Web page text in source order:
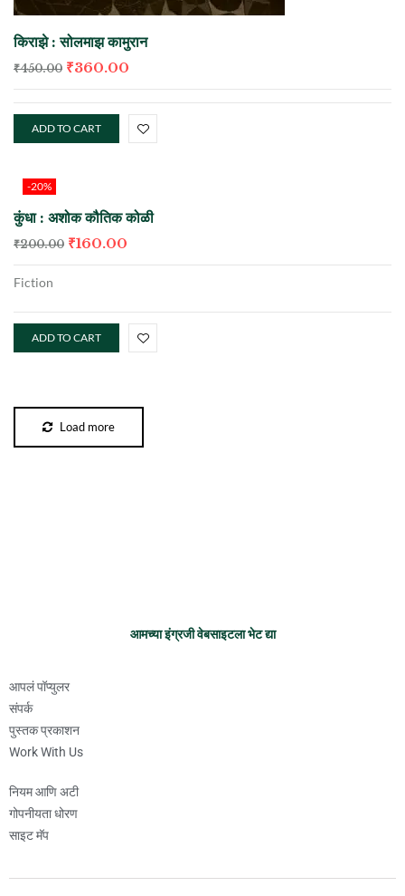
किराझे : सोलमाझ कामुरान
₹450.00 ₹360.00
ADD TO CART
-20%
कुंधा : अशोक कौतिक कोळी
₹200.00 ₹160.00
Fiction
ADD TO CART
Load more
आमच्या इंग्रजी वेबसाइटला भेट द्या
आपलं पॉप्युलर
संपर्क
पुस्तक प्रकाशन
Work With Us
नियम आणि अटी
गोपनीयता धोरण
साइट मॅप